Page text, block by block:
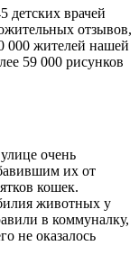
детских врачей
отзывов,
000 жителей нашей
59 000 рисунков
очень
их от
кошек.
животных у
в коммуналку,
не оказалось